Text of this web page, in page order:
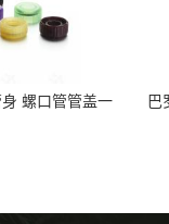
螺口管管盖一
巴